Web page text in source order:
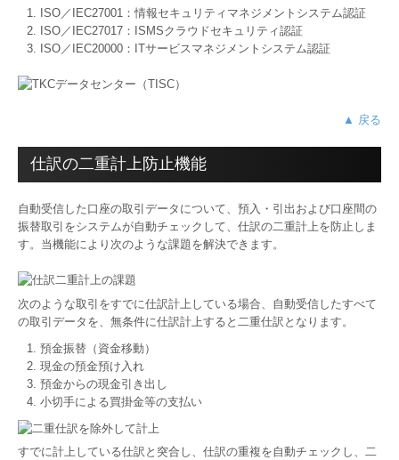
ISO／IEC27001：情報セキュリティマネジメントシステム認証
ISO／IEC27017：ISMSクラウドセキュリティ認証
ISO／IEC20000：ITサービスマネジメントシステム認証
▲ 戻る
仕訳の二重計上防止機能
自動受信した口座の取引データについて、預入・引出および口座間の
振替取引をシステムが自動チェックして、仕訳の二重計上を防止しま
す。当機能により次のような課題を解決できます。
次のような取引をすでに仕訳計上している場合、自動受信したすべて
の取引データを、無条件に仕訳計上すると二重仕訳となります。
預金振替（資金移動）
現金の預金預け入れ
預金からの現金引き出し
小切手による買掛金等の支払い
すでに計上している仕訳と突合し、仕訳の重複を自動チェックし、二